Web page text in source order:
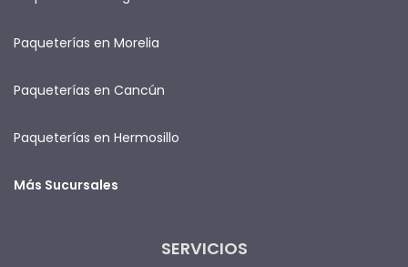
Paqueterías en Morelia
Paqueterías en Cancún
Paqueterías en Hermosillo
Más Sucursales
SERVICIOS